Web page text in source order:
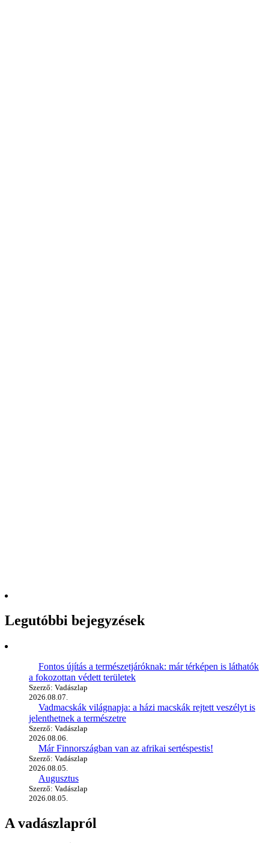
Legutóbbi bejegyzések
Fontos újítás a természetjáróknak: már térképen is láthatók
a fokozottan védett területek
Szerző: Vadászlap
2026.08.07.
Vadmacskák világnapja: a házi macskák rejtett veszélyt is
jelenthetnek a természetre
Szerző: Vadászlap
2026.08.06.
Már Finnországban van az afrikai sertéspestis!
Szerző: Vadászlap
2026.08.05.
Augusztus
Szerző: Vadászlap
2026.08.05.
A vadászlapról